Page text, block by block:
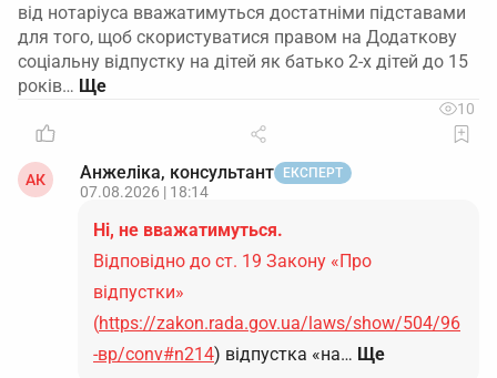
від нотаріуса вважатимуться достатніми підставами
для того, щоб скористуватися правом на Додаткову
соціальну відпустку на дітей як батько 2-х дітей до 15
років…
10
АК Анжеліка, консультант ЕКСПЕРТ
07.08.2026 | 18:14
Ні, не вважатимуться.
Відповідно до ст. 19 Закону «Про
відпустки»
(https://zakon.rada.gov.ua/laws/show/504/96
-вр/conv#n214) відпустка «на… Ще